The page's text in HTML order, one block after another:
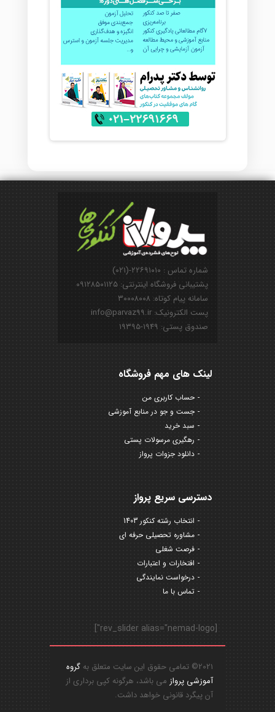
شماره تماس : ۲۲۶۹۱۰۱۰-(۰۲۱)
پشتیبانی فروشگاه اینترنتی: ۰۹۱۲۸۵۰۱۱۲۵
سامانه پیام کوتاه: ۳۰۰۰۸۰۰۸
پست الکترونیک: info@parvaz99.ir
صندوق پستی: ۱۹۴۹-۱۹۳۹۵
لینک های مهم فروشگاه
حساب کاربری من
جست و جو در منابع آموزشی
سبد خرید
رهگیری مرسولات پستی
دانلود جزوات پرواز
دسترسی سریع پرواز
انتخاب رشته کنکور 1403
مشاوره تحصیلی حرفه ای
فرصت شغلی
افتخارات و اعتبارات
درخواست نمایندگی
تماس با ما
[rev_slider alias="nemad-logo"]
2021© تمامی حقوق این سایت متعلق به
گروه
آموزشی پرواز می باشد، هرگونه کپی برداری از
آن پیگرد قانونی خواهد داشت.